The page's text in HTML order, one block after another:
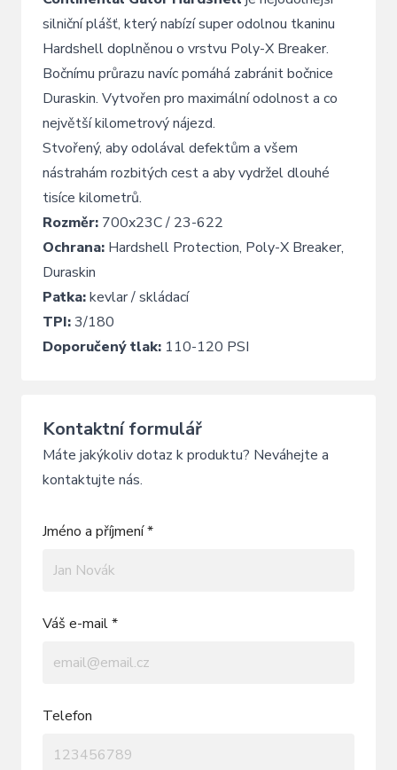
silniční plášť, který nabízí super odolnou tkaninu
Hardshell doplněnou o vrstvu Poly-X Breaker.
Bočnímu průrazu navíc pomáhá zabránit bočnice
Duraskin. Vytvořen pro maximální odolnost a co
největší kilometrový nájezd.
Stvořený, aby odolával defektům a všem
nástrahám rozbitých cest a aby vydržel dlouhé
tisíce kilometrů.
Rozměr: 700x23C / 23-622
Ochrana: Hardshell Protection, Poly-X Breaker,
Duraskin
Patka:kevlar / skládací
TPI:3/180
Doporučený tlak: 110-120 PSI
Kontaktní formulář
Máte jakýkoliv dotaz k produktu? Neváhejte a
kontaktujte nás.
Jméno a příjmení *
Váš e-mail *
Telefon